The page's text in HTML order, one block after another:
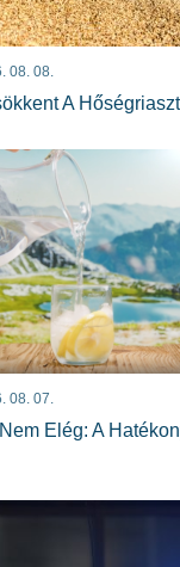
08. 08.
A
08. 07.
Elég: A